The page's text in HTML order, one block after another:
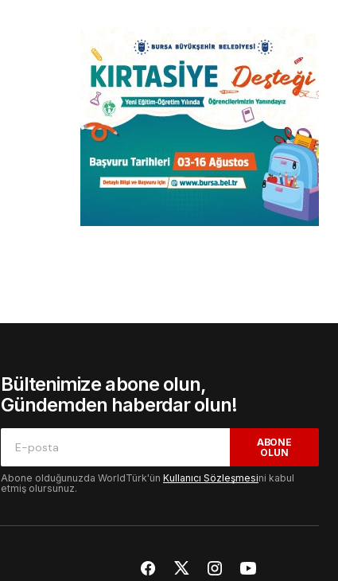
Bültenimize abone olun,
Gündemden haberdar olun!
ABONE
OLUN
Abone olduğunuzda WorldTürk'ün Kullanıcı Sözleşmesini kabul
etmiş olursunuz.